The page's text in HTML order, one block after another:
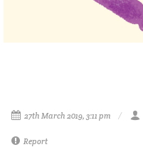
27th March 2019, 3:11 pm
Report